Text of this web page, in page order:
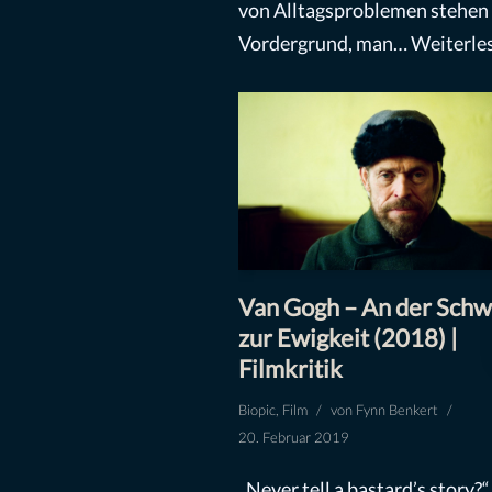
von Alltagsproblemen stehen
Vordergrund, man…
Van Gogh – An der
zur Ewigkeit (2018) |
Filmkritik
Biopic, Film von Fynn Benkert
20. Februar 2019